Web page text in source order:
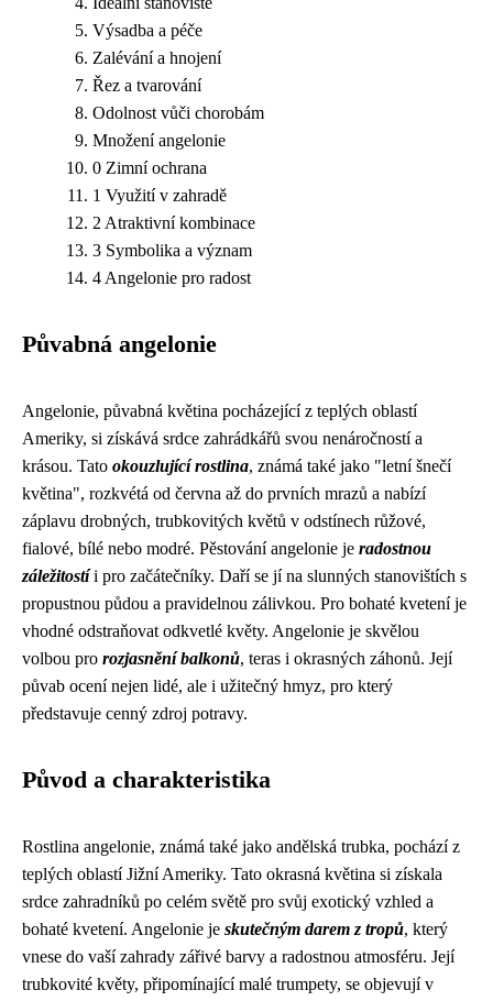
Výsadba a péče
Zalévání a hnojení
Řez a tvarování
Odolnost vůči chorobám
Množení angelonie
0 Zimní ochrana
1 Využití v zahradě
2 Atraktivní kombinace
3 Symbolika a význam
4 Angelonie pro radost
Půvabná angelonie
Angelonie, půvabná květina pocházející z teplých oblastí
Ameriky, si získává srdce zahrádkářů svou nenáročností a
krásou. Tato okouzlující rostlina, známá také jako "letní šnečí
květina", rozkvétá od června až do prvních mrazů a nabízí
záplavu drobných, trubkovitých květů v odstínech růžové,
fialové, bílé nebo modré. Pěstování angelonie je radostnou
záležitostíi pro začátečníky. Daří se jí na slunných stanovištích s
propustnou půdou a pravidelnou zálivkou. Pro bohaté kvetení je
vhodné odstraňovat odkvetlé květy. Angelonie je skvělou
volbou pro rozjasnění balkonů, teras i okrasných záhonů. Její
půvab ocení nejen lidé, ale i užitečný hmyz, pro který
představuje cenný zdroj potravy.
Původ a charakteristika
Rostlina angelonie, známá také jako andělská trubka, pochází z
teplých oblastí Jižní Ameriky. Tato okrasná květina si získala
srdce zahradníků po celém světě pro svůj exotický vzhled a
bohaté kvetení. Angelonie je skutečným darem z tropů, který
vnese do vaší zahrady zářivé barvy a radostnou atmosféru. Její
trubkovité květy, připomínající malé trumpety, se objevují v